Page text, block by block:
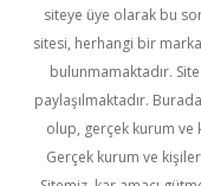
siteye üye olarak bu
sitesi, herhangi bir
bulunmamaktadır.
paylaşılmaktadır.
olup, gerçek kurum ve
Gerçek kurum ve